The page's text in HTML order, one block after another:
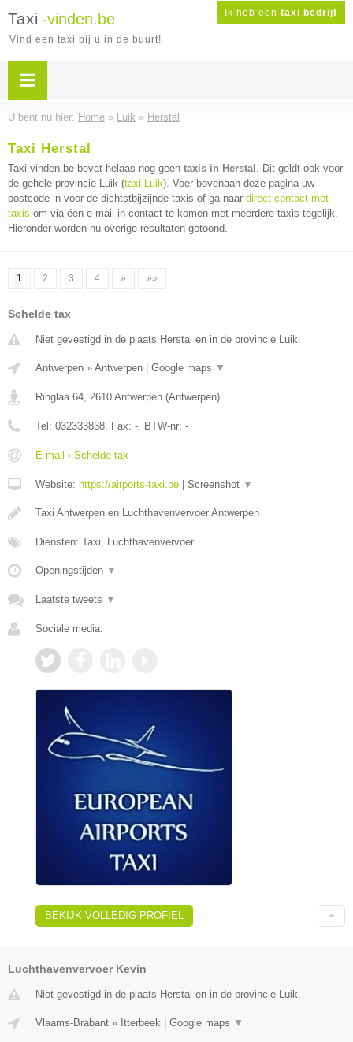
Ik heb een taxi bedrijf
Taxi -vinden.be
Vind een taxi bij u in de buurt!
U bent nu hier: Home » Luik » Herstal
Taxi Herstal
Taxi-vinden.be bevat helaas nog geen taxis in Herstal . Dit geldt ook voor
de gehele provincie Luik (taxi Luik). Voer bovenaan deze pagina uw
postcode in voor de dichtstbijzijnde taxis of ga naar direct contact met
taxis om via één e-mail in contact te komen met meerdere taxis tegelijk.
Hieronder worden nu overige resultaten getoond.
1 2 3 4 » »»
Schelde tax
Niet gevestigd in de plaats Herstal en in de provincie Luik.
Antwerpen » Antwerpen Google maps ▼
Ringlaa 64, 2610 Antwerpen (Antwerpen)
Tel: 032333838, Fax: -, BTW-nr: -
E-mail › Schelde tax
Website: https://airports-taxi.be Screenshot ▼
Taxi Antwerpen en Luchthavenvervoer Antwerpen
Diensten: Taxi, Luchthavenvervoer
Openingstijden ▼
Laatste tweets ▼
Sociale media:
BEKIJK VOLLEDIG PROFIEL
Luchthavenvervoer Kevin
Niet gevestigd in de plaats Herstal en in de provincie Luik.
Vlaams-Brabant » Itterbeek Google maps ▼